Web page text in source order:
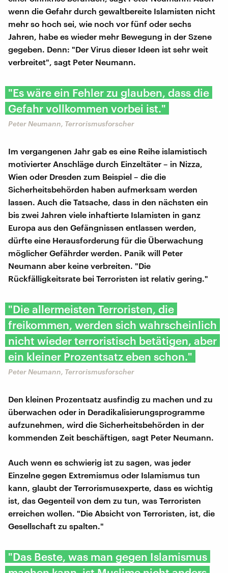
wenn die Gefahr durch gewaltbereite Islamisten nicht
mehr so hoch sei, wie noch vor fünf oder sechs
Jahren, habe es wieder mehr Bewegung in der Szene
gegeben. Denn: "Der Virus dieser Ideen ist sehr weit
verbreitet", sagt Peter Neumann.
"Es wäre ein Fehler zu glauben, dass die
Gefahr vollkommen vorbei ist."
Peter Neumann, Terrorismusforscher
Im vergangenen Jahr gab es eine Reihe islamistisch
motivierter Anschläge durch Einzeltäter – in Nizza,
Wien oder Dresden zum Beispiel – die die
Sicherheitsbehörden haben aufmerksam werden
lassen. Auch die Tatsache, dass in den nächsten ein
bis zwei Jahren viele inhaftierte Islamisten in ganz
Europa aus den Gefängnissen entlassen werden,
dürfte eine Herausforderung für die Überwachung
möglicher Gefährder werden. Panik will Peter
Neumann aber keine verbreiten. "Die
Rückfälligkeitsrate bei Terroristen ist relativ gering."
"Die allermeisten Terroristen, die
freikommen, werden sich wahrscheinlich
nicht wieder terroristisch betätigen, aber
ein kleiner Prozentsatz eben schon."
Peter Neumann, Terrorismusforscher
Den kleinen Prozentsatz ausfindig zu machen und zu
überwachen oder in Deradikalisierungsprogramme
aufzunehmen, wird die Sicherheitsbehörden in der
kommenden Zeit beschäftigen, sagt Peter Neumann.
Auch wenn es schwierig ist zu sagen, was jeder
Einzelne gegen Extremismus oder Islamismus tun
kann, glaubt der Terrorismusexperte, dass es wichtig
ist, das Gegenteil von dem zu tun, was Terroristen
erreichen wollen. "Die Absicht von Terroristen, ist, die
Gesellschaft zu spalten."
"Das Beste, was man gegen Islamismus